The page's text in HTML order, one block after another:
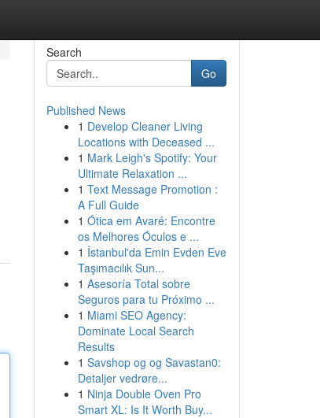
Search
Go
Published News
1 Develop Cleaner Living
Locations with Deceased ...
1 Mark Leigh's Spotify: Your
Ultimate Relaxation ...
1 Text Message Promotion :
A Full Guide
1 Ótica em Avaré: Encontre
os Melhores Óculos e ...
1 İstanbul'da Emin Evden Eve
Taşımacılık Sun...
1 Asesoría Total sobre
Seguros para tu Próximo ...
1 Miami SEO Agency:
Dominate Local Search
Results
1 Savshop og og Savastan0:
Detaljer vedrøre...
1 Ninja Double Oven Pro
Smart XL: Is It Worth Buy...